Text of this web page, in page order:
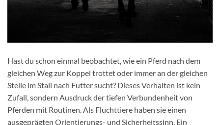
Hast du schon einmal beobachtet, wie ein Pferd nach dem
gleichen Weg zur Koppel trottet oder immer an der gleichen
Stelle im Stall nach Futter sucht? Dieses Verhalten ist kein
Zufall, sondern Ausdruck der tiefen Verbundenheit von
Pferden mit Routinen. Als Fluchttiere haben sie einen
ausgeprägten Orientierungs- und Sicherheitssinn. Ein